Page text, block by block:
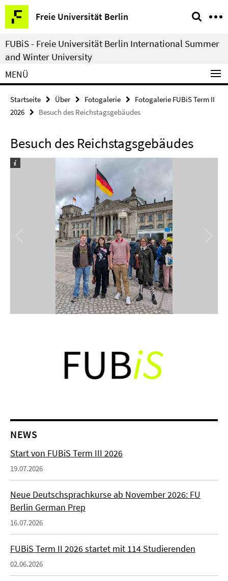
Springe
direkt
zu
Inhalt
Freie Universität Berlin
Service-
Navigation
FUBiS - Freie Universität Berlin International Summer
and Winter University
MENÜ
Startseite Über Fotogalerie
Fotogalerie FUBiS Term II
2026
Besuch des Reichstagsgebäudes
Besuch des Reichstagsgebäudes
NEWS
Start von FUBiS Term III 2026
19.07.2026
Neue Deutschsprachkurse ab November 2026: FU
Berlin German Prep
16.07.2026
FUBiS Term II 2026 startet mit 114 Studierenden
02.06.2026